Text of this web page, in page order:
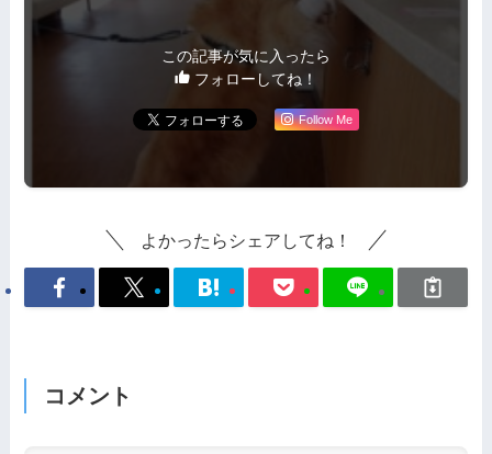
この記事が気に入ったら
フォローしてね！
Follow Me
よかったらシェアしてね！
コメント